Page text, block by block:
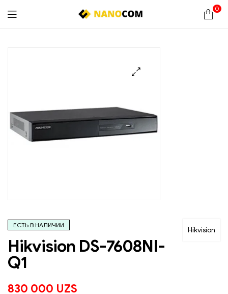
0
Hikvision
ЕСТЬ В НАЛИЧИИ
Hikvision DS-7608NI-
Q1
830 000 UZS